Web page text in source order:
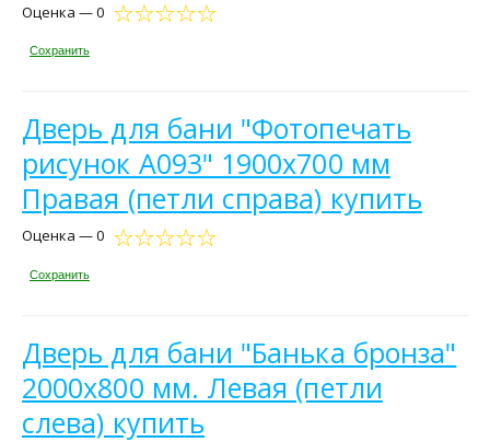
Оценка — 0
Сохранить
Дверь для бани "Фотопечать
рисунок А093" 1900х700 мм
Правая (петли справа) купить
Оценка — 0
Сохранить
Дверь для бани "Банька бронза"
2000х800 мм. Левая (петли
слева) купить